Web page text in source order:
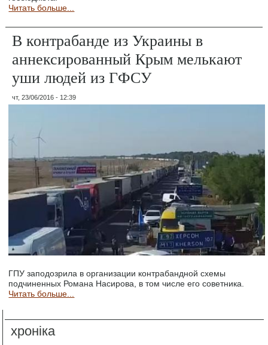
Читать больше...
В контрабанде из Украины в
аннексированный Крым мелькают
уши людей из ГФСУ
чт, 23/06/2016 - 12:39
ГПУ заподозрила в организации контрабандной схемы
подчиненных Романа Насирова, в том числе его советника.
Читать больше...
хроніка